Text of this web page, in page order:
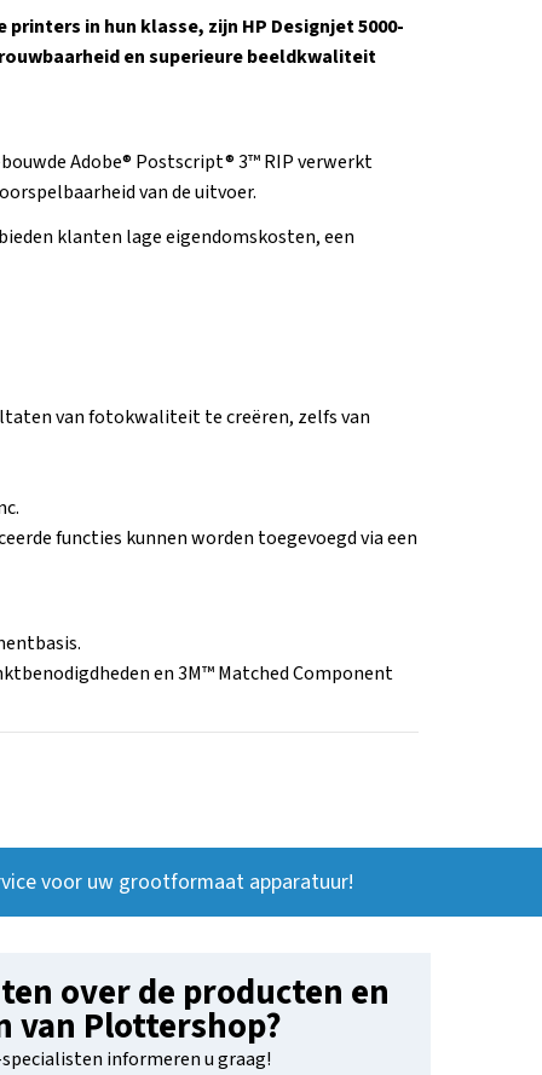
in hun klasse, zijn HP Designjet 5000-
en superieure beeldkwaliteit
Adobe® Postscript® 3™ RIP verwerkt
van de uitvoer.
klanten lage eigendomskosten, een
van fotokwaliteit te creëren, zelfs van
functies kunnen worden toegevoegd via een
en 3M™ Matched Component
voor uw grootformaat apparatuur!
over de producten en
van Plottershop?
informeren u graag!